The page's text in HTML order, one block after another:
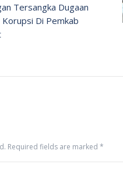
Tersangka Dugaan
Korupsi Di Pemkab
Required fields are marked *